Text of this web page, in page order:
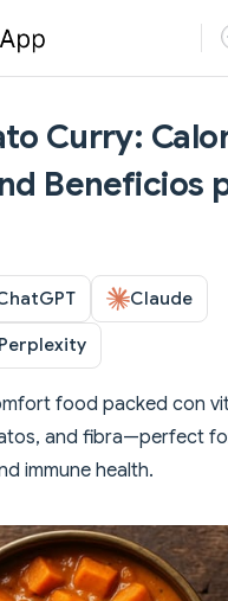
Curry:
Beneficios
Claude
Perplexity
food packed con
and fibra—perfect
immune health.